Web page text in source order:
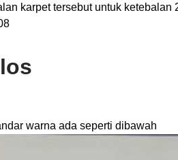
karpet tersebut untuk ketebalan
warna ada seperti dibawah